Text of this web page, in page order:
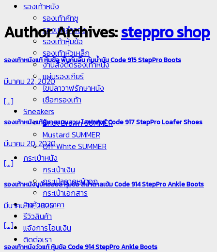
รองเท้าหนัง
รองเท้าคัทชู
รองเท้าลำลอง
รองเท้าหุ้มข้อ
รองเท้าหัวเหล็ก
งานสั่งตัดรองเท้าหนัง
แผ่นรองเกียร์
ไขปลาวาฬรักษาหนัง
เชือกรองเท้า
Sneakers
Brick Brown SUMMER
Mustard SUMMER
Off White SUMMER
กระเป๋าหนัง
กระเป๋าเงิน
กระเป๋าคาดหน้าอก
กระเป๋าเอกสาร
สินค้าลดราคา
รีวิวสินค้า
แจ้งการโอนเงิน
ติดต่อเรา
Author Archives:steppro shop
รองเท้าหนังแท้ หุ้มข้อ พื้นกันลื่น กันน้ำมัน Code 915 StepPro Boots
มีนาคม 22, 2020
[...]
รองเท้าหนังแท้ผู้ชายแบบสวม โลฟเฟอร์ Code 917 StepPro Loafer Shoes
มีนาคม 20, 2020
[...]
รองเท้าหนังนูบัคออยล์ หุ้มข้อ สีน้ำตาลเข้ม Code 914 StepPro Ankle Boots
มีนาคม 19, 2020
[...]
รองเท้าหนังวัวแท้ หุ้มข้อ Code 914 StepPro Ankle Boots